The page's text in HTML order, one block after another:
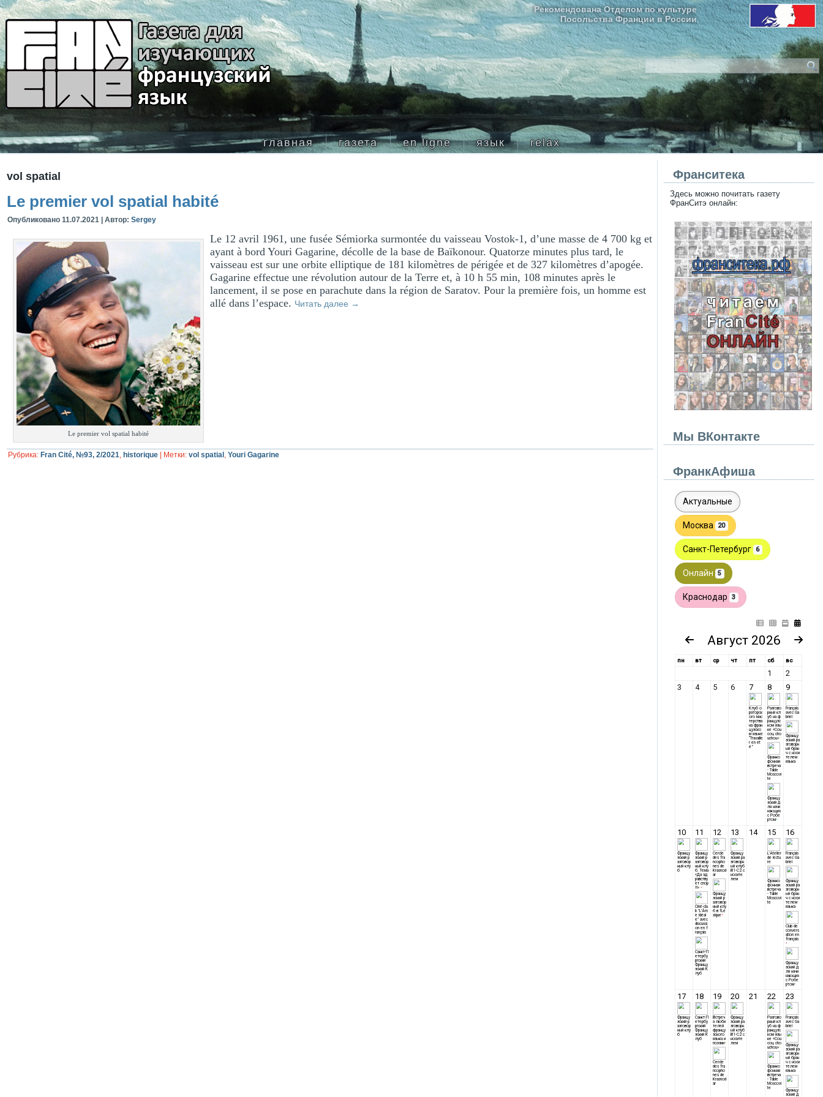
Рекомендована Отделом по культуре
Посольства Франции в России
главная газета en ligne язык relax
vol spatial
Le premier vol spatial habité
Опубликовано 11.07.2021 Автор: Sergey
Le premier vol spatial habité
Le 12 avril 1961, une fusée Sémiorka surmontée du vaisseau Vostok-1, d’une masse de 4 700 kg et
ayant à bord Youri Gagarine, décolle de la base de Baïkonour. Quatorze minutes plus tard, le
vaisseau est sur une orbite elliptique de 181 kilomètres de périgée et de 327 kilomètres d’apogée.
Gagarine effectue une révolution autour de la Terre et, à 10 h 55 min, 108 minutes après le
lancement, il se pose en parachute dans la région de Saratov. Pour la première fois, un homme est
allé dans l’espace. Читать далее →
Рубрика: Fran Cité, №93, 2/2021, historique Метки: vol spatial , Youri Gagarine
Франситека
Здесь можно почитать газету
ФранСитэ онлайн:
Мы ВКонтакте
ФранкАфиша